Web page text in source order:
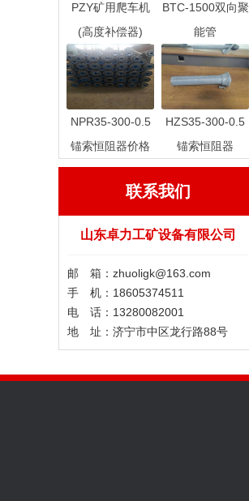
PZY矿用爬车机
(高度补偿器)
BTC-1500双向聚
能管
NPR35-300-0.5
锚索恒阻器价格
HZS35-300-0.5
锚索恒阻器
联系我们
山东卓力工矿设备有限公司
邮 箱：zhuoligk@163.com
手 机：18605374511
电 话：13280082001
地 址：济宁市中区龙行路88号